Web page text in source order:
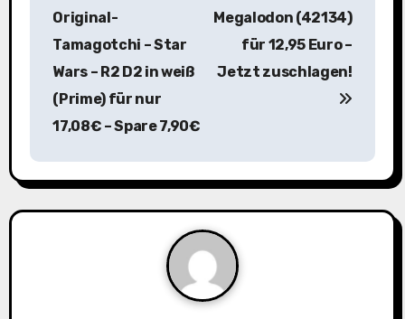
g
s
Original-
Tamagotchi – Star
Wars – R2 D2 in weiß
(Prime) für nur
17,08€ – Spare 7,90€
Megalodon (42134)
für 12,95 Euro –
Jetzt zuschlagen!